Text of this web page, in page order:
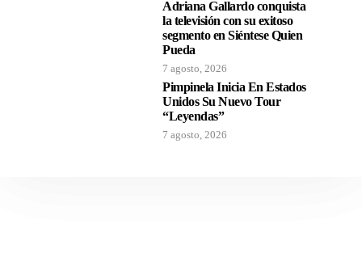
Adriana Gallardo conquista
la televisión con su exitoso
segmento en Siéntese Quien
Pueda
7 agosto, 2026
Pimpinela Inicia En Estados
Unidos Su Nuevo Tour
“Leyendas”
7 agosto, 2026